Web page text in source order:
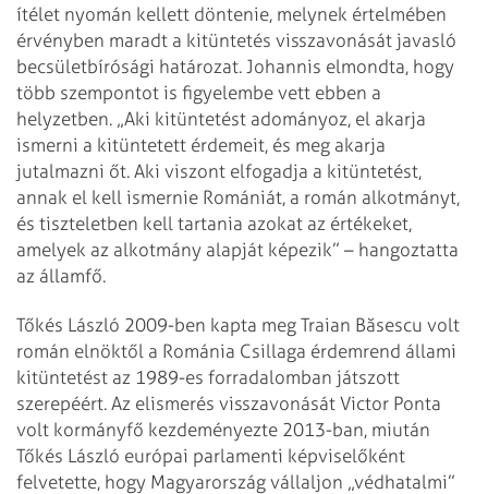
ítélet nyomán kellett döntenie, melynek értelmében
érvényben maradt a kitüntetés visszavonását javasló
becsületbírósági határozat. Johannis elmondta, hogy
több szempontot is figyelembe vett ebben a
helyzetben. „Aki kitüntetést adományoz, el akarja
ismerni a kitüntetett érdemeit, és meg akarja
jutalmazni őt. Aki viszont elfogadja a kitüntetést,
annak el kell ismernie Romániát, a román alkotmányt,
és tiszteletben kell tartania azokat az értékeket,
amelyek az alkotmány alapját képezik” – hangoztatta
az államfő.
Tőkés László 2009-ben kapta meg Traian Băsescu volt
román elnöktől a Románia Csillaga érdemrend állami
kitüntetést az 1989-es forradalomban játszott
szerepéért. Az elismerés visszavonását Victor Ponta
volt kormányfő kezdeményezte 2013-ban, miután
Tőkés László európai parlamenti képviselőként
felvetette, hogy Magyarország vállaljon „védhatalmi”